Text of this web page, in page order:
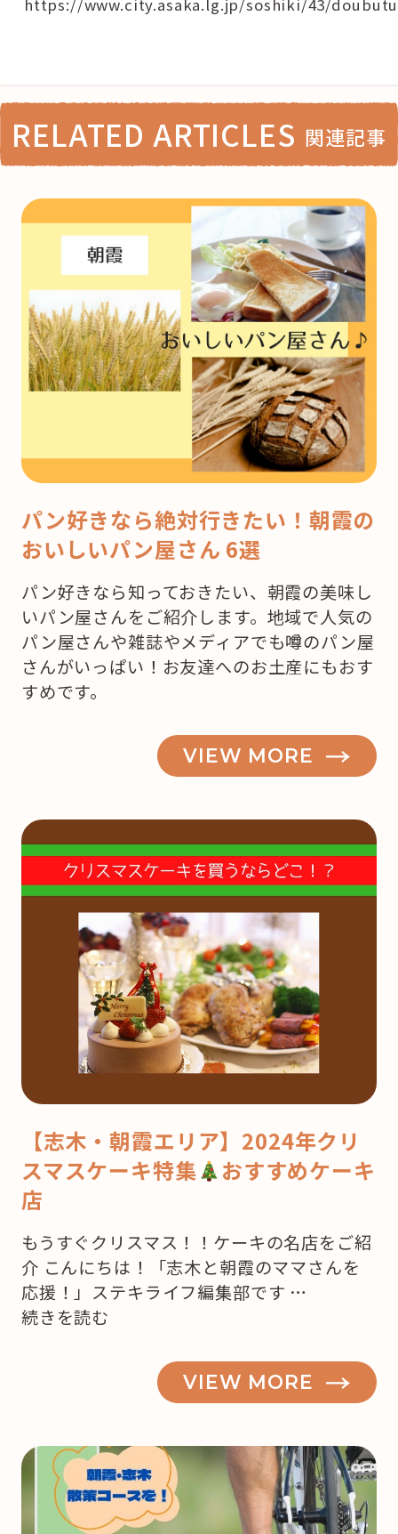
https://www.city.asaka.lg.jp/soshiki/43/
RELATED ARTICLES 関連記事
パン好きなら絶対行きたい！朝霞の
おいしいパン屋さん 6選
パン好きなら知っておきたい、朝霞の美味し
いパン屋さんをご紹介します。地域で人気の
パン屋さんや雑誌やメディアでも噂のパン屋
さんがいっぱい！お友達へのお土産にもおす
すめです。
VIEW MORE
【志木・朝霞エリア】2024年クリ
スマスケーキ特集
おすすめケーキ
店
もうすぐクリスマス！！ケーキの名店をご紹
介 こんにちは！「志木と朝霞のママさんを
応援！」ステキライフ編集部です …
“【志
う
来
月
続きを読む
VIEW MORE